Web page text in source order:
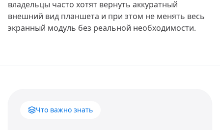
владельцы часто хотят вернуть аккуратный
внешний вид планшета и при этом не менять весь
экранный модуль без реальной необходимости.
Что важно знать